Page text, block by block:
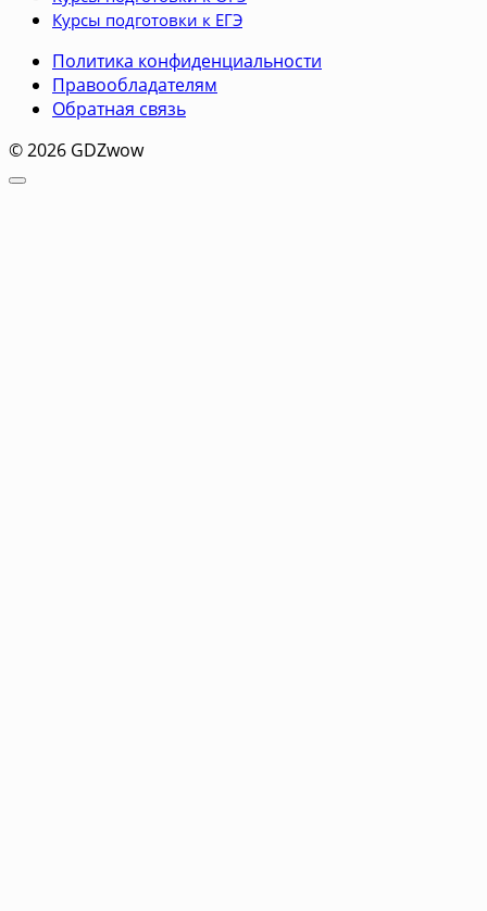
Курсы подготовки к ЕГЭ
Политика конфиденциальности
Правообладателям
Обратная связь
© 2026 GDZwow